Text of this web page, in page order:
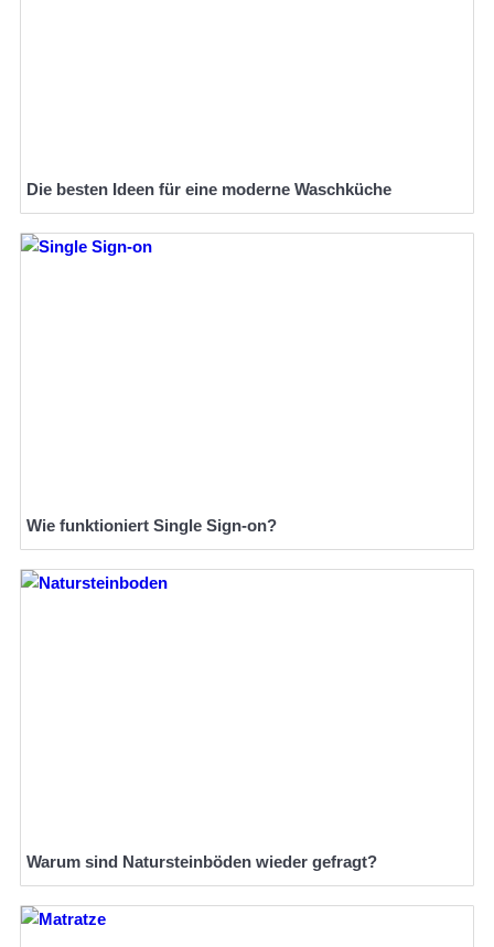
Die besten Ideen für eine moderne Waschküche
Wie funktioniert Single Sign-on?
Warum sind Natursteinböden wieder gefragt?